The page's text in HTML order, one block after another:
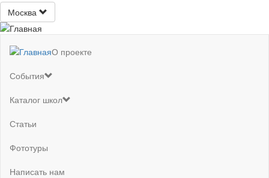
Москва
О проекте
События
Каталог школ
Статьи
Фототуры
Написать нам